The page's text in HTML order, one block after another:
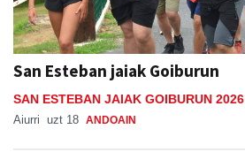
San Esteban jaiak Goiburun
SAN ESTEBAN JAIAK GOIBURUN 2026
Aiurri uzt 18 ANDOAIN